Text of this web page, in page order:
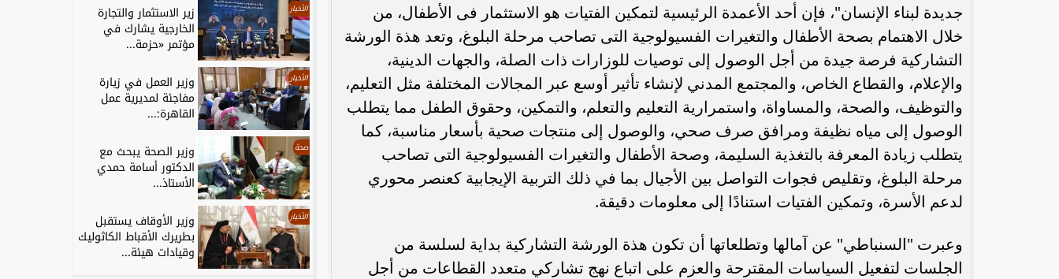
جديدة لبناء الإنسان"، فإن أحد الأعمدة الرئيسية لتمكين الفتيات هو الاستثمار فى الأطفال، من
خلال الاهتمام بصحة الأطفال والتغيرات الفسيولوجية التى تصاحب مرحلة البلوغ، وتعد هذة الورشة
التشاركية فرصة جيدة من أجل الوصول إلى توصيات للوزارات ذات الصلة، والجهات الدينية،
والإعلام، والقطاع الخاص، والمجتمع المدني لإنشاء تأثير أوسع عبر المجالات المختلفة مثل التعليم،
والتوظيف، والصحة، والمساواة، واستمرارية التعليم والتعلم، والتمكين، وحقوق الطفل مما يتطلب
الوصول إلى مياه نظيفة ومرافق صرف صحي، والوصول إلى منتجات صحية بأسعار مناسبة، كما
يتطلب زيادة المعرفة بالتغذية السليمة، وصحة الأطفال والتغيرات الفسيولوجية التى تصاحب
مرحلة البلوغ، وتقليص فجوات التواصل بين الأجيال بما في ذلك التربية الإيجابية كعنصر محوري
لدعم الأسرة، وتمكين الفتيات استنادًا إلى معلومات دقيقة.
وعبرت "السنباطي" عن آمالها وتطلعاتها أن تكون هذة الورشة التشاركية بداية لسلسة من
الجلسات لتفعيل السياسات المقترحة والعزم على اتباع نهج تشاركي متعدد القطاعات من أجل
الأخبار زير الاستثمار والتجارة
الخارجية يشارك في
مؤتمر «حزمة...
الأخبار وزير العمل في زيارة
مفاجئة لمديرية عمل
القاهرة:...
صحة وزير الصحة يبحث مع
الدكتور أسامة حمدي
الأستاذ...
الأخبار وزير الأوقاف يستقبل
بطريرك الأقباط الكاثوليك
وقيادات هيئة...